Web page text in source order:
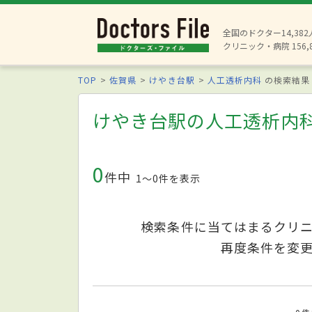
全国のドクター14,382
クリニック・病院
TOP 佐賀県 けやき台駅 人工透析内科 の検索結果
けやき台駅の人工透析内
0件中 1〜0件を表示
検索条件に当てはまるクリ
再度条件を変